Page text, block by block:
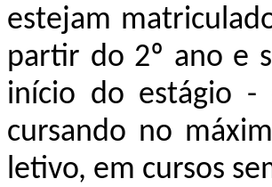
estejam
partir do 2º ano e
início do estágio -
cursando no
letivo, em cursos